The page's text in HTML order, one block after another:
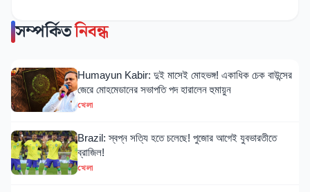
সম্পর্কিতনিবন্ধ
Humayun Kabir: দুই মাসেই মোহভঙ্গ! একাধিক চেক বাউন্সের
জেরে মোহমেডানের সভাপতি পদ হারালেন হুমায়ুন
খেলা
Brazil: স্বপ্ন সত্যি হতে চলেছে! পুজোর আগেই যুবভারতীতে
ব্রাজিল!
খেলা